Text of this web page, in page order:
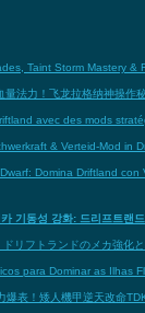
Taint Storm Mastery &
量法力！飞龙拉格纳神操作
avec des mods
& Verteid-Mod in
Domina Driftland
기동성 강화: 드리프트랜
リフトランドのメカ強化
para Dominar as Ilhas
爆表！矮人機甲逆天改命